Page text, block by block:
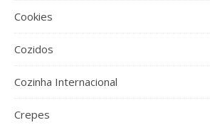
Cookies
Cozidos
Cozinha Internacional
Crepes